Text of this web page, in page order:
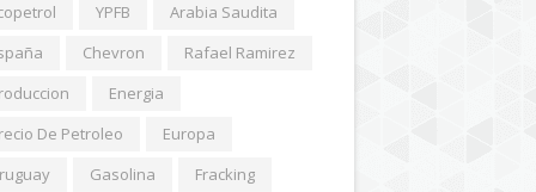
YPFB
Arabia Saudita
Chevron
Rafael Ramirez
Energia
De Petroleo
Europa
Gasolina
Fracking